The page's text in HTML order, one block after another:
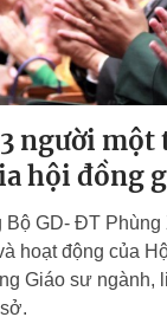
người một
hội đồng
Bộ GD- ĐT Phùng
hoạt động của
Giáo sư ngành,